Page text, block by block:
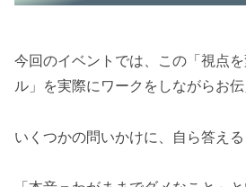
今回のイベントでは、この「視点
ル」を実際にワークをしながらお伝
いくつかの問いかけに、自ら答える